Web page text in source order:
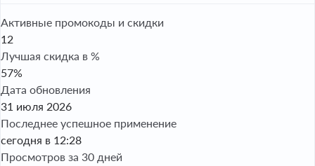
Активные промокоды и скидки
12
Лучшая скидка в %
57%
Дата обновления
31 июля 2026
Последнее успешное применение
сегодня в 12:28
Просмотров за 30 дней